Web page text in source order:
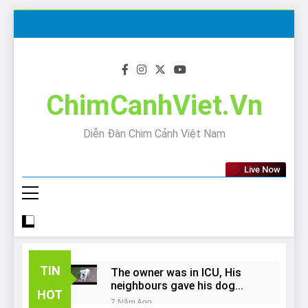
ChimCanhViet.Vn
Diễn Đàn Chim Cảnh Việt Nam
Live Now
TIN
HOT
The owner was in ICU, His
neighbours gave his dog
away!
7 Năm Ago